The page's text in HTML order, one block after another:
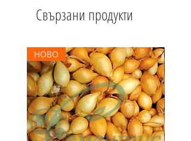
Свързани продукти
НОВО